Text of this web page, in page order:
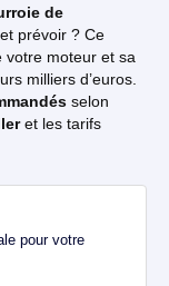
de
prévoir ? Ce
votre moteur et sa
milliers d’euros.
selon
et les tarifs
pour votre